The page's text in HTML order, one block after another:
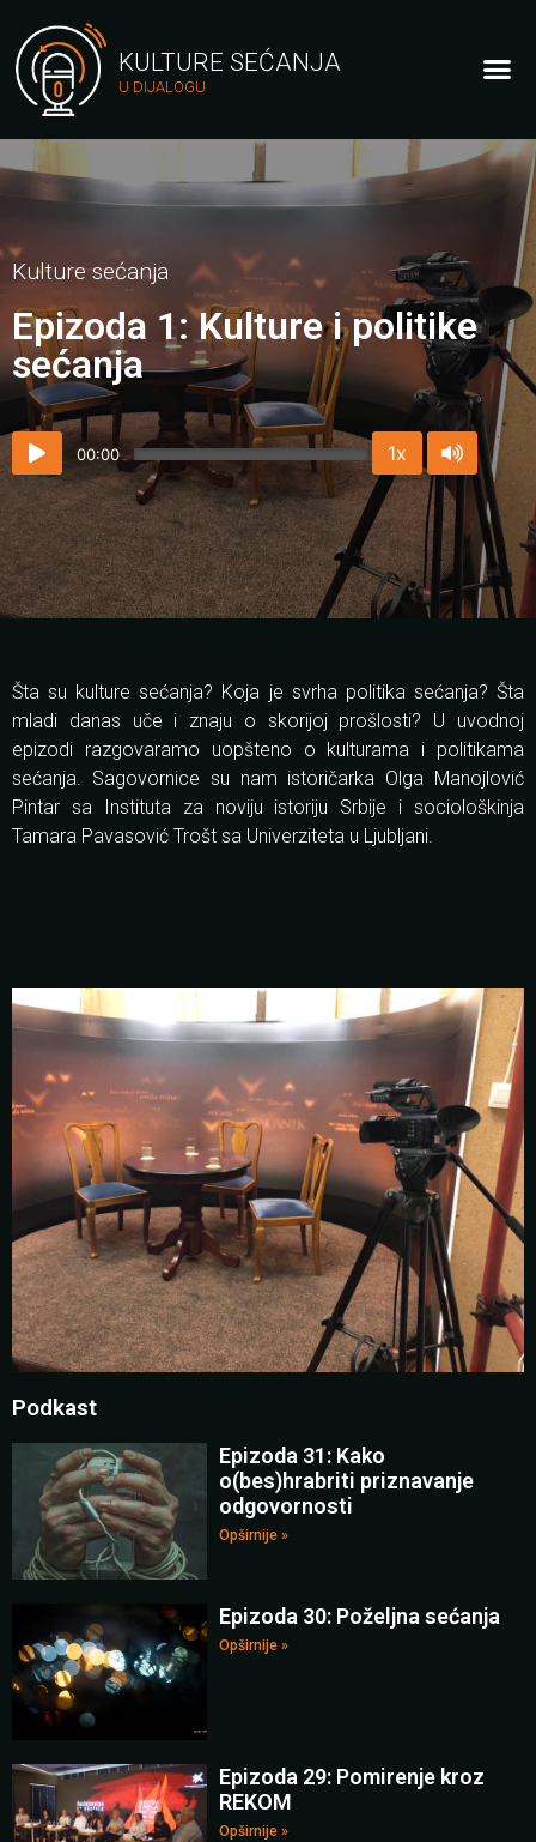
KULTURE SEĆANJA
U DIJALOGU
Kulture sećanja
Epizoda 1: Kulture i politike
sećanja
00:00 1x
Šta su kulture sećanja? Koja je svrha politika sećanja? Šta
mladi danas uče i znaju o skorijoj prošlosti? U uvodnoj
epizodi razgovaramo uopšteno o kulturama i politikama
sećanja. Sagovornice su nam istoričarka Olga Manojlović
Pintar sa Instituta za noviju istoriju Srbije i sociološkinja
Tamara Pavasović Trošt sa Univerziteta u Ljubljani.
Podkast
Epizoda 31: Kako
o(bes)hrabriti priznavanje
odgovornosti
Opširnije »
Epizoda 30: Poželjna sećanja
Opširnije »
Epizoda 29: Pomirenje kroz
REKOM
Opširnije »